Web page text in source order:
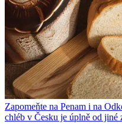
Zapomeňte na Penam i na
chléb v Česku je úplně od jiné